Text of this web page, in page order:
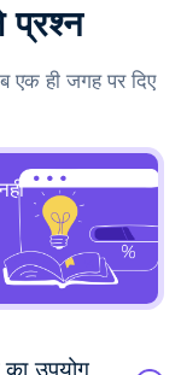
एक ही जगह पर दिए